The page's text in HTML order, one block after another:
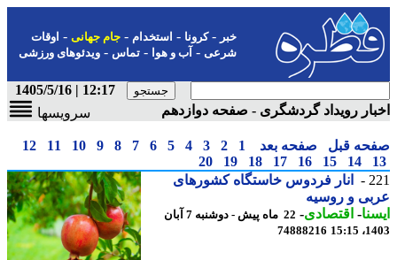
-کرونا-استخدام- جام جهانی-اوقات
شرعی-آب و هوا-تماس-ویدئوهای ورزشی
12:17 | 1405/5/16
رویداد گردشگری - صفحه دوازدهم
سرویسها
قبل صفحه بعد 1
2
3
4
5
6
7
8
9
10
11
12
14
15
16
17
18
19
20
انار فردوس خاستگاه کشورهای
و روسیه
-اقتصادی-
22 ماه پیش - دوشنبه 7 آبان
74888216